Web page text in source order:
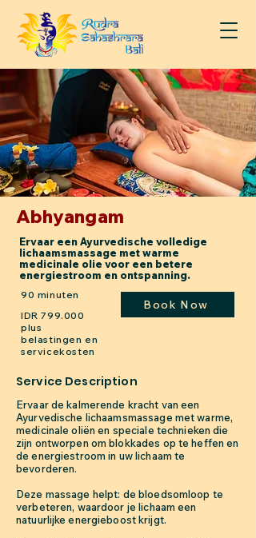
Abhyangam
Ervaar een Ayurvedische volledige
lichaamsmassage met warme
medicinale olie voor een betere
energiestroom en ontspanning.
90 minuten
IDR 799.000
plus
belastingen en
servicekosten
Book Now
Service Description
Ervaar de kalmerende kracht van een
Ayurvedische lichaamsmassage met warme,
medicinale oliën en speciale technieken die
zijn ontworpen om blokkades op te heffen en
de energiestroom in uw lichaam te
bevorderen.
Deze massage helpt: de bloedsomloop te
verbeteren, waardoor je lichaam een
natuurlijke energieboost krijgt.